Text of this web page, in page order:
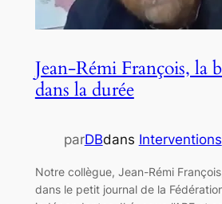
Jean-Rémi François, la
dans la durée
parDBdans Interventions
Notre collègue, Jean-Rémi
dans le petit journal de la